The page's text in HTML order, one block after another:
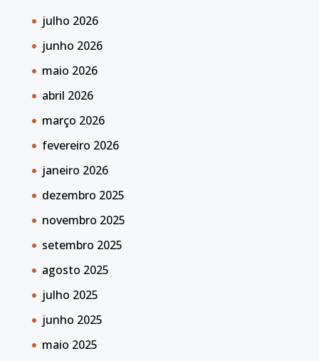
julho 2026
junho 2026
maio 2026
abril 2026
março 2026
fevereiro 2026
janeiro 2026
dezembro 2025
novembro 2025
setembro 2025
agosto 2025
julho 2025
junho 2025
maio 2025